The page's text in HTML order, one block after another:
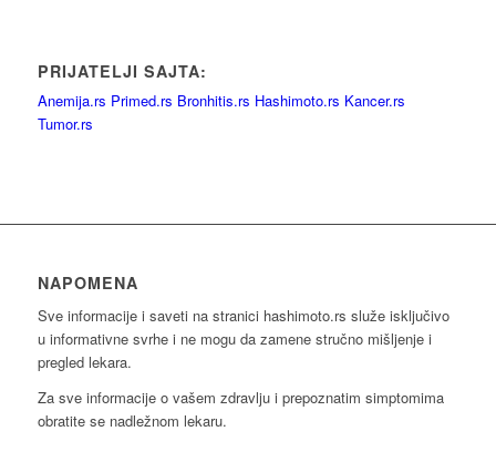
PRIJATELJI SAJTA:
Anemija.rs Primed.rs Bronhitis.rs Hashimoto.rs Kancer.rs
Tumor.rs
NAPOMENA
Sve informacije i saveti na stranici hashimoto.rs služe isključivo
u informativne svrhe i ne mogu da zamene stručno mišljenje i
pregled lekara.
Za sve informacije o vašem zdravlju i prepoznatim simptomima
obratite se nadležnom lekaru.